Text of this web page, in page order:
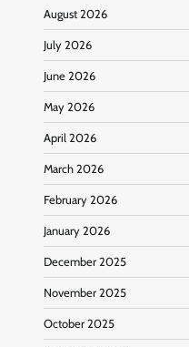
August 2026
July 2026
June 2026
May 2026
April 2026
March 2026
February 2026
January 2026
December 2025
November 2025
October 2025